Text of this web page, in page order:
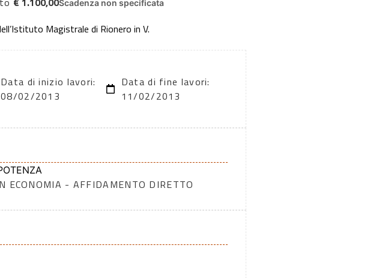
Scadenza non specificata
Magistrale di Rionero in V.
Data di inizio lavori:
08/02/2013
Data di fine lavori:
11/02/2013
ECONOMIA - AFFIDAMENTO DIRETTO